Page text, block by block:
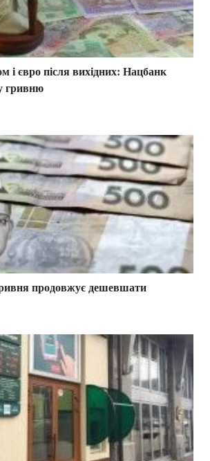
і євро після вихідних: Нацбанк
гривню
продовжує дешевшати